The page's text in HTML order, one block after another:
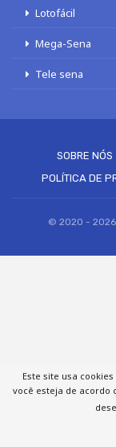
Lotofácil
Mega-Sena
Tele sena
SOBRE NÓS
POLÍTICA DE
© 2020 -
Este site usa
você esteja de acordo